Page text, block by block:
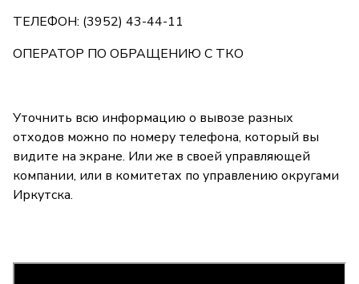
ТЕЛЕФОН: (3952) 43-44-11
ОПЕРАТОР ПО ОБРАЩЕНИЮ С ТКО
Уточнить всю информацию о вывозе разных
отходов можно по номеру телефона, который вы
видите на экране. Или же в своей управляющей
компании, или в комитетах по управлению округами
Иркутска.